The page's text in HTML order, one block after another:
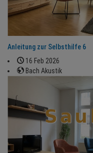
Anleitung zur Selbsthilfe 6
16 Feb 2026
Bach Akustik